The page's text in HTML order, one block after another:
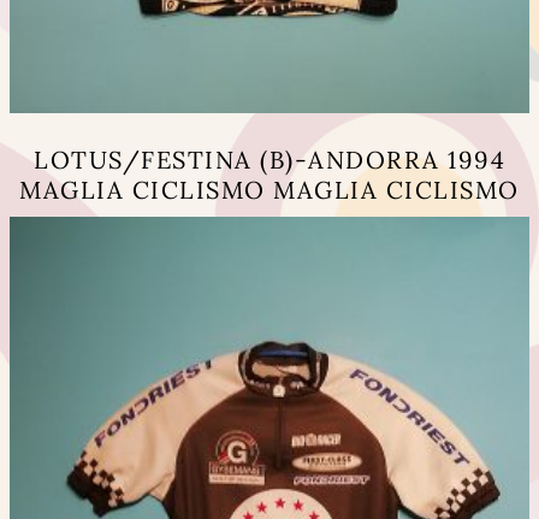
LOTUS/FESTINA (B)-ANDORRA 1994
MAGLIA CICLISMO MAGLIA CICLISMO
opzioni
possono
essere
nella
pagina
del
prodotto